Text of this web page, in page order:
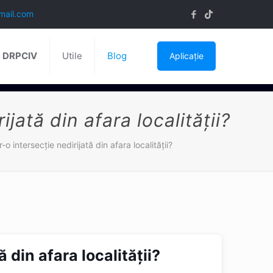
Utile Blog Aplicație
din afara localității?
intersecție nedirijată din afara localității?
din afara localității?